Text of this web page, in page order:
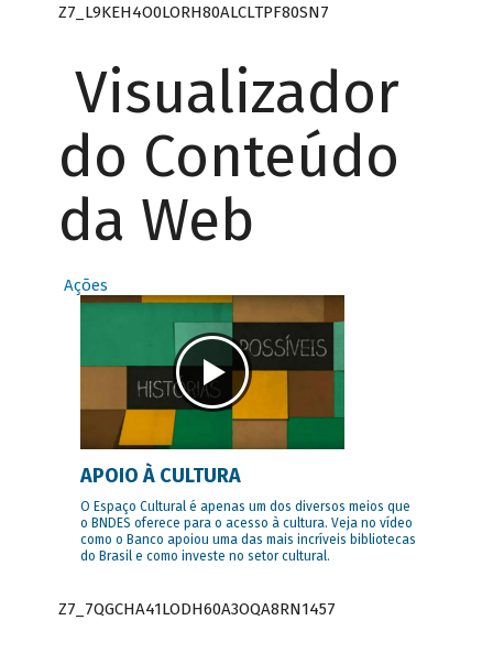
Z7_L9KEH4O0LORH80ALCLTPF80SN7
Visualizador
do Conteúdo
da Web
Ações
APOIO À CULTURA
O Espaço Cultural é apenas um dos diversos meios que
o BNDES oferece para o acesso à cultura. Veja no vídeo
como o Banco apoiou uma das mais incríveis bibliotecas
do Brasil e como investe no setor cultural.
Z7_7QGCHA41LODH60A3OQA8RN1457